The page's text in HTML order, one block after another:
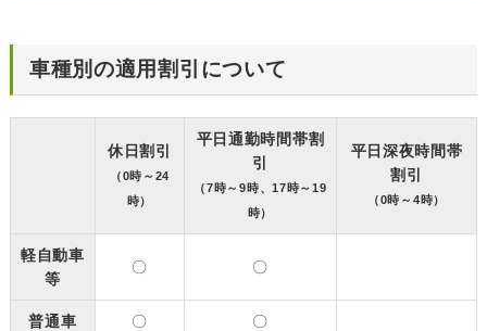
車種別の適用割引について
休日割引
（0時～24
時）
平日通勤時間帯割
引
（7時～9時、17時～19
時）
平日深夜時間帯
割引
（0時～4時）
軽自動車
等
〇 〇
普通車 〇 〇